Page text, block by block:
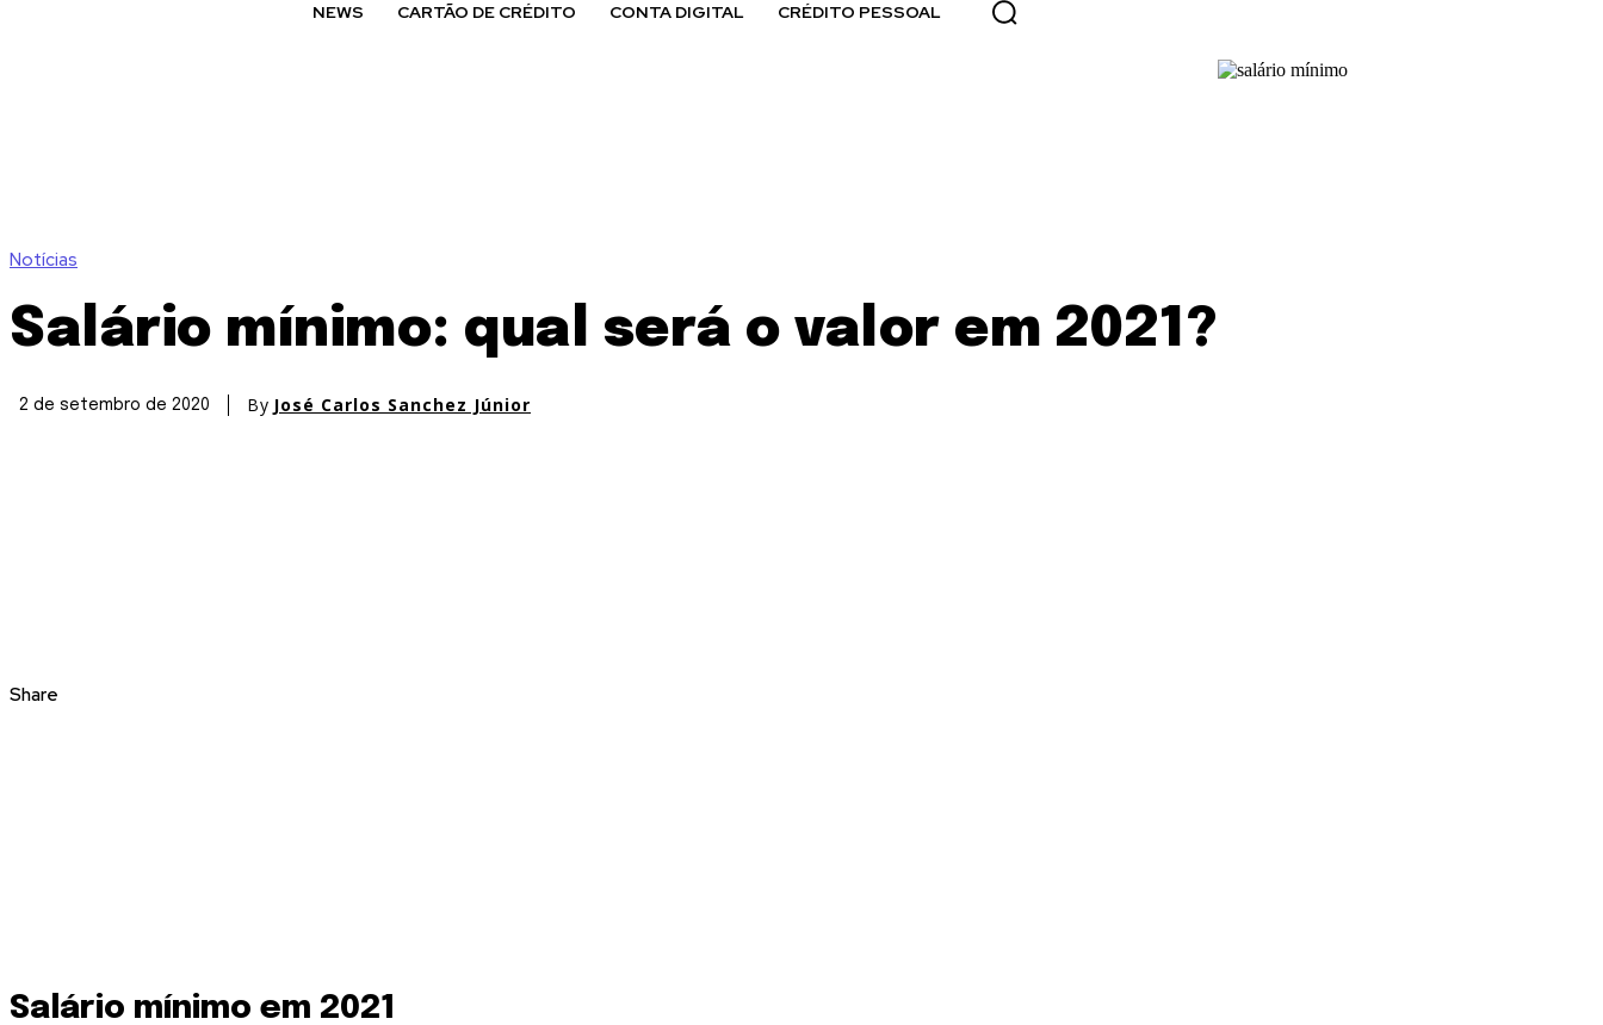
NEWS CARTÃO DE CRÉDITO CONTA DIGITAL CRÉDITO PESSOAL
Notícias
Salário mínimo: qual será o valor em 2021?
2 de setembro de 2020 By José Carlos Sanchez Júnior
Share
Salário mínimo em 2021